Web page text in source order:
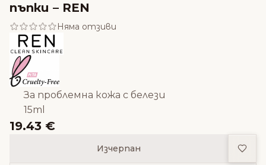
пъпки – REN
Няма отзиви
За проблемна кожа с белези
15ml
19.43 €
Изчерпан